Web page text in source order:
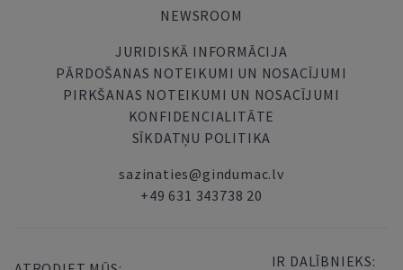
NEWSROOM
JURIDISKĀ INFORMĀCIJA
PĀRDOŠANAS NOTEIKUMI UN NOSACĪJUMI
PIRKŠANAS NOTEIKUMI UN NOSACĪJUMI
KONFIDENCIALITĀTE
SĪKDATŅU POLITIKA
sazinaties@gindumac.lv
+49 631 343738 20
IR DALĪBNIEKS: